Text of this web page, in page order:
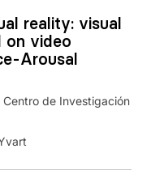
reality: visual
on video
Arousal
de Investigación